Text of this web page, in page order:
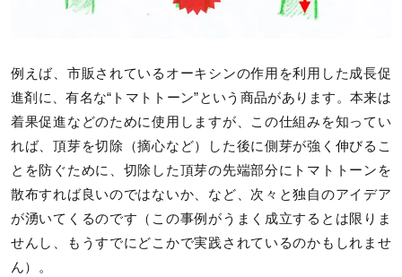
例えば、市販されているオーキシンの作用を利用した成長促
進剤に、有名な“トマトトーン”という商品があります。本来は
着果促進などのために使用しますが、この仕組みを知ってい
れば、頂芽を切除（摘心など）した後に側芽が強く伸びるこ
とを防ぐために、切除した頂芽の先端部分にトマトトーンを
散布すれば良いのではないか、など、次々と独自のアイデア
が湧いてくるのです（この事例がうまく成立するとは限りま
せんし、もうすでにどこかで実践されているのかもしれませ
ん）。